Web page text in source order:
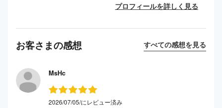
プロフィールを詳しく見る
お客さまの感想 すべての感想を見る
MsHc
2026/07/05/にレビュー済み